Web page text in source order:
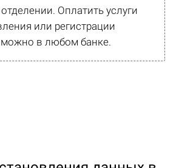
Оплатить услуги
или регистрации
в любом банке.